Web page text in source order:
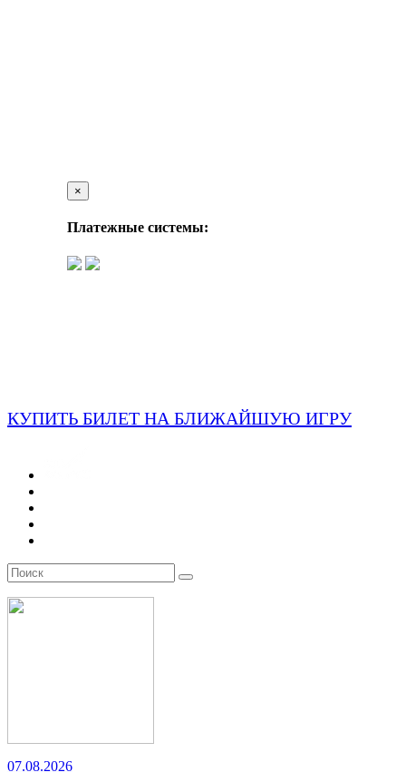
×
Платежные системы:
КУПИТЬ БИЛЕТ НА БЛИЖАЙШУЮ ИГРУ
07.08.2026